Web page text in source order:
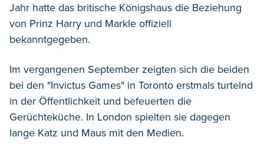
Jahr hatte das britische Königshaus die Beziehung
von Prinz Harry und Markle offiziell
bekanntgegeben.
Im vergangenen September zeigten sich die beiden
bei den "Invictus Games" in Toronto erstmals turtelnd
in der Öffentlichkeit und befeuerten die
Gerüchteküche. In London spielten sie dagegen
lange Katz und Maus mit den Medien.